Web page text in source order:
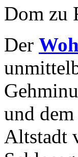
Dom zu
Der
und
Altstadt